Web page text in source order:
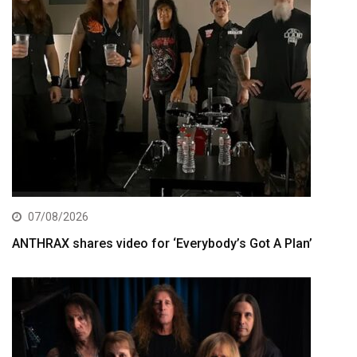
07/08/2026
ANTHRAX shares video for ‘Everybody’s Got A Plan’